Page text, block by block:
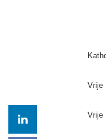
Vrije
Vrije